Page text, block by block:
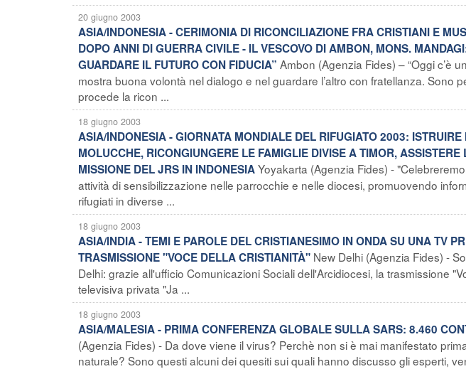
20 giugno 2003
ASIA/INDONESIA - CERIMONIA DI RICONCILIAZIONE FRA CRISTIANI E
DOPO ANNI DI GUERRA CIVILE - IL VESCOVO DI AMBON, MONS.
GUARDARE IL FUTURO CON FIDUCIA” Ambon (Agenzia Fides) – “Oggi c’è
mostra buona volontà nel dialogo e nel guardare l’altro con fratellanza. Sono
procede la ricon ...
18 giugno 2003
ASIA/INDONESIA - GIORNATA MONDIALE DEL RIFUGIATO 2003:
MOLUCCHE, RICONGIUNGERE LE FAMIGLIE DIVISE A TIMOR,
MISSIONE DEL JRS IN INDONESIAYoyakarta (Agenzia Fides) -
attività di sensibilizzazione nelle parrocchie e nelle diocesi, promuovendo
rifugiati in diverse ...
18 giugno 2003
ASIA/INDIA - TEMI E PAROLE DEL CRISTIANESIMO IN ONDA SU UNA TV
TRASMISSIONE "VOCE DELLA CRISTIANITÀ" New Delhi (Agenzia Fides) -
Delhi: grazie all'ufficio Comunicazioni Sociali dell'Arcidiocesi, la trasmissione
televisiva privata "Ja ...
18 giugno 2003
ASIA/MALESIA - PRIMA CONFERENZA GLOBALE SULLA SARS: 8.460
(Agenzia Fides) - Da dove viene il virus? Perchè non si è mai manifestato
naturale? Sono questi alcuni dei quesiti sui quali hanno discusso gli esperti,